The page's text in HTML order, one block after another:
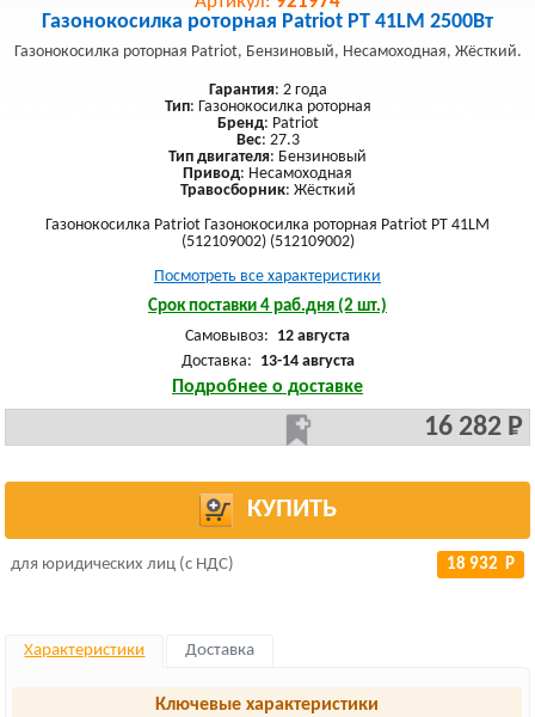
Газонокосилка роторная Patriot PT 41LM 2500Вт
Газонокосилка роторная Patriot, Бензиновый, Несамоходная, Жёсткий.
Гарантия: 2 года
Тип: Газонокосилка роторная
Бренд: Patriot
Вес: 27.3
Тип двигателя: Бензиновый
Привод: Несамоходная
Травосборник: Жёсткий
Газонокосилка Patriot Газонокосилка роторная Patriot PT 41LM
(512109002) (512109002)
Посмотреть все характеристики
Срок поставки 4 раб.дня (2 шт.)
Самовывоз: 12 августа
Доставка: 13-14 августа
Подробнее о доставке
16 282 Р
КУПИТЬ
для юридических лиц (с НДС) 18 932 Р
Характеристики Доставка
Ключевые характеристики